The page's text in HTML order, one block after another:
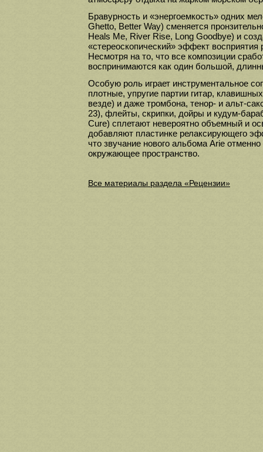
Бравурность и «энергоемкость» одних
Ghetto, Better Way) сменяется
Heals Me, River Rise, Long Goodbye) и
«стереоскопический» эффект
Несмотря на то, что все композиции
воспринимаются как один большой,
Особую роль играет инструментальное
плотные, упругие партии гитар,
везде) и даже тромбона, тенор- и альт-
23), флейты, скрипки, дойры и кудум-
Cure) сплетают невероятно объемный и
добавляют пластинке релаксирующего
что звучание нового альбома Arie
окружающее пространство.
Все материалы раздела «Рецензии»